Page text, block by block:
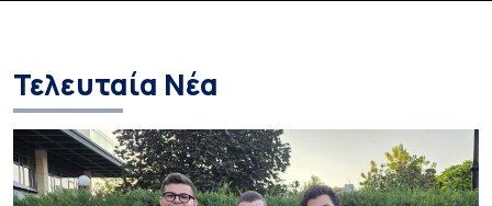
Τελευταία Νέα